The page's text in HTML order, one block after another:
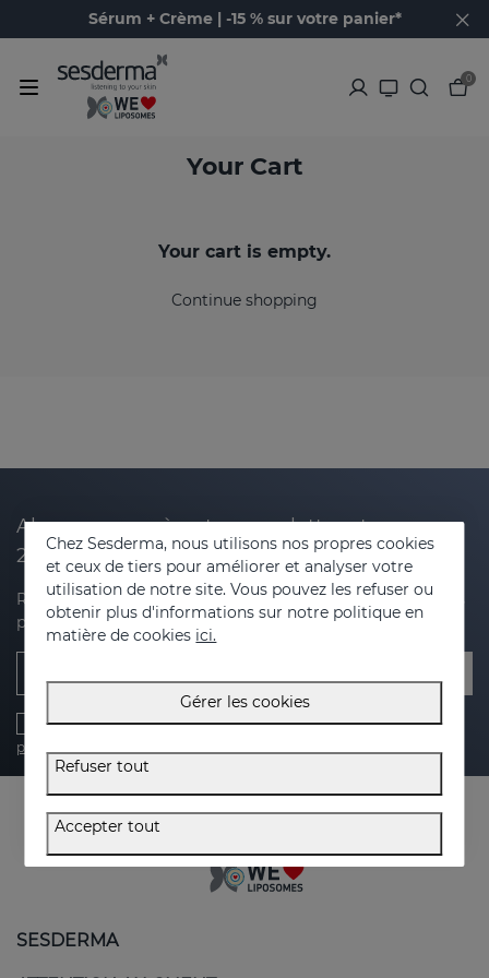
Sérum + Crème | -15 % sur votre panier*
0
Your Cart
Your cart is empty.
Continue shopping
Abonnez-vous à notre newsletter et recevez
20 % de réduction sur votre prochain achat
Recevez des nouvelles, des offres exclusives et des conseils
pour prendre soin de votre peau.
J'ai lu et j'accepte lepolitique de protection de la vie privée,
politique des cookies
SESDERMA
Chez Sesderma, nous utilisons nos propres cookies
et ceux de tiers pour améliorer et analyser votre
utilisation de notre site. Vous pouvez les refuser ou
obtenir plus d'informations sur notre politique en
matière de cookies ici.
Gérer les cookies
Refuser tout
Accepter tout